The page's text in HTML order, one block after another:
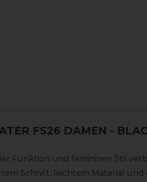
FS26 DAMEN -
Funktion und femininen Stil
Schnitt, leichtem Material